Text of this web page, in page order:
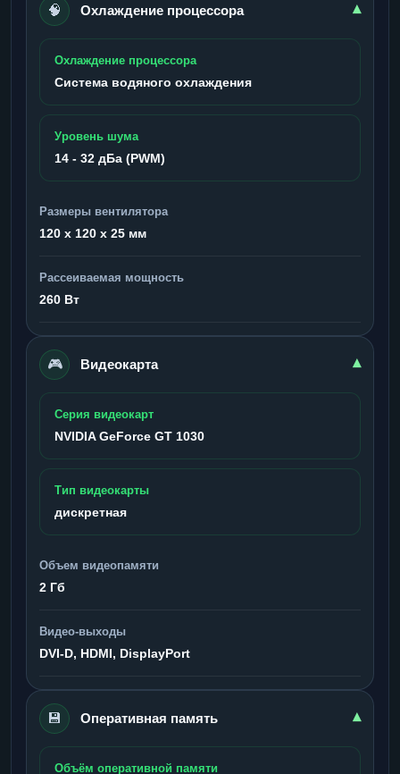
🧠 Охлаждение процессора ▾
Охлаждение процессора
Система водяного охлаждения
Уровень шума
14 - 32 дБа (PWM)
Размеры вентилятора
120 x 120 x 25 мм
Рассеиваемая мощность
260 Вт
🎮 Видеокарта ▾
Серия видеокарт
NVIDIA GeForce GT 1030
Тип видеокарты
дискретная
Объем видеопамяти
2 Гб
Видео-выходы
DVI-D, HDMI, DisplayPort
💾 Оперативная память ▾
Объём оперативной памяти